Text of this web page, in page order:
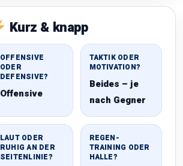
Kurz & knapp
OFFENSIVE
ODER
DEFENSIVE?
Offensive
TAKTIK ODER
MOTIVATION?
Beides – je
nach Gegner
LAUT ODER
RUHIG AN DER
SEITENLINIE?
REGEN-
TRAINING ODER
HALLE?